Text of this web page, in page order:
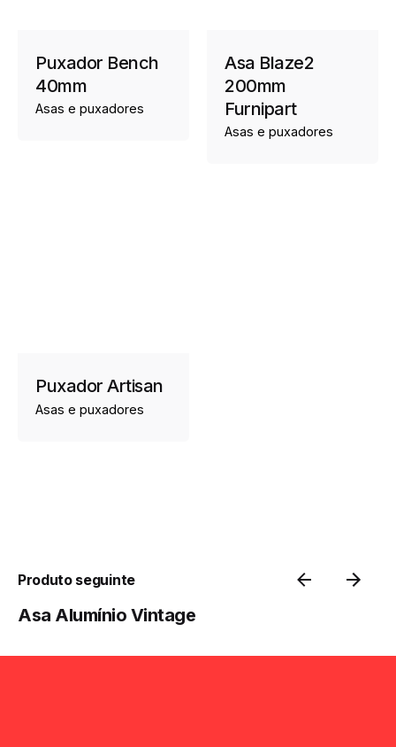
Puxador Bench
40mm
Asas e puxadores
Asa Blaze2
200mm
Furnipart
Asas e puxadores
Puxador Artisan
Asas e puxadores
Produto seguinte
Asa Alumínio Vintage